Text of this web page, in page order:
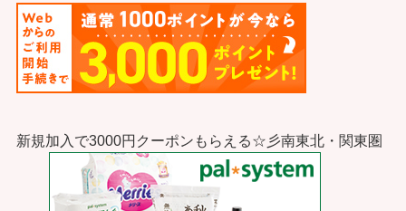
新規加入で3000円クーポンもらえる☆彡南東北・関東圏